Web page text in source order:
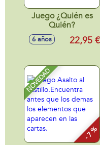
Juego ¿Quién es
Quién?
6 años 22,95 €
NOVEDAD
- 7 %